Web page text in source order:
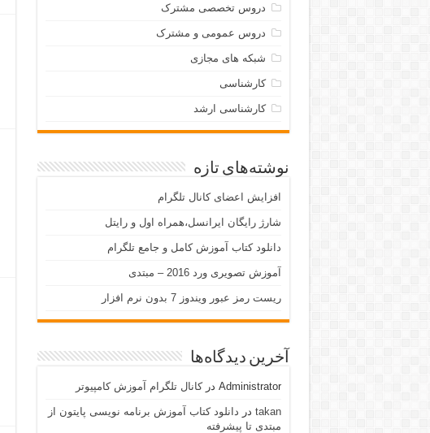
دروس تخصصی مشترک
دروس عمومی و مشترک
شبکه های مجازی
کارشناسی
کارشناسی ارشد
نوشته‌های تازه
افزایش اعضای کانال تلگرام
شارژ رایگان ایرانسل،همراه اول و رایتل
دانلود کتاب آموزش کامل و جامع تلگرام
آموزش تصویری ورد 2016 – مبتدی
ریست رمز عبور ویندوز 7 بدون نرم افزار
آخرین دیدگاه‌ها
Administrator درکانال تلگرام آموزش کامپیوتر
takan در دانلود کتاب آموزش برنامه نویسی پایتون از
مبتدی تا پیشرفته